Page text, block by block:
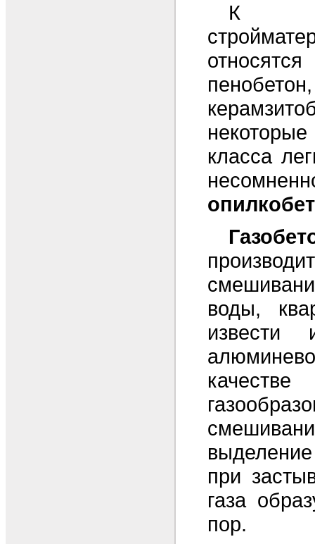
К
пенобетон,
класса
воды,
извести
качестве
при
газа
пор.